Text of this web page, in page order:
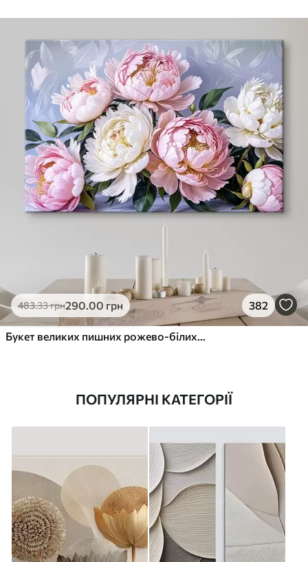
483.33грн290.00 грн 382
Букет великих пишних рожево-білих квітів півонії із зеленим листям на м’якому розмитому фоні
ПОПУЛЯРНІ КАТЕГОРІЇ